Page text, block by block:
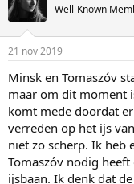
Well-Known
21 nov 2019
Minsk en Tomaszóv
maar om dit moment
komt mede doordat
verreden op het ijs
niet zo scherp. Ik heb
Tomaszóv nodig
ijsbaan. Ik denk dat